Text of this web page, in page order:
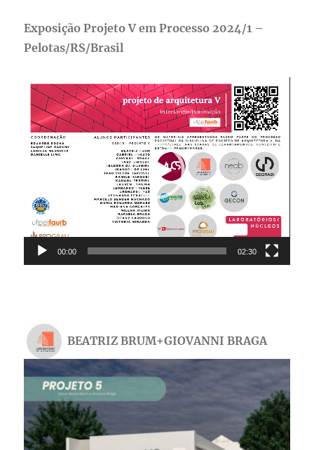
Exposição Projeto V em Processo 2024/1 –
Pelotas/RS/Brasil
Tocador
de
vídeo
00:00 02:30
BEATRIZ BRUM+GIOVANNI BRAGA